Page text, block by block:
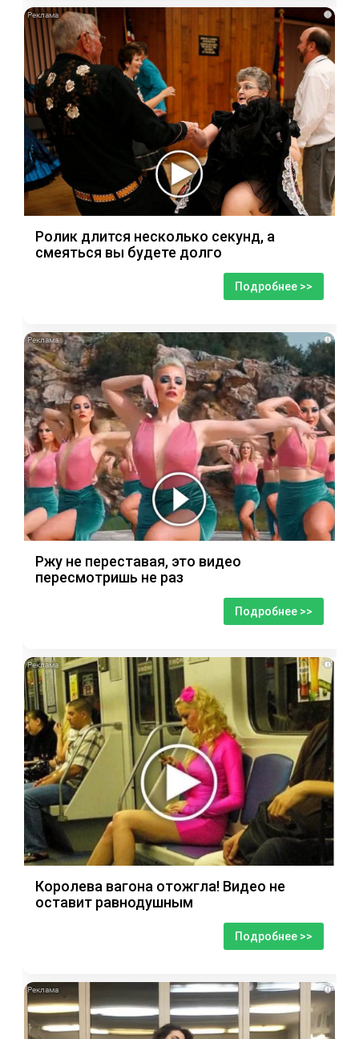
i
Ролик длится несколько секунд, а
смеяться вы будете долго
Подробнее >>
i
Ржу не переставая, это видео
пересмотришь не раз
Подробнее >>
i
Королева вагона отожгла! Видео не
оставит равнодушным
Подробнее >>
i